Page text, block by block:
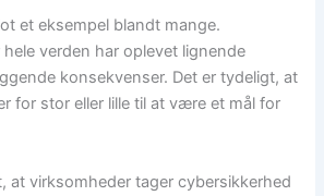
et eksempel blandt mange.
verden har oplevet lignende
konsekvenser. Det er tydeligt, at
for stor eller lille til at være et mål for
at virksomheder tager cybersikkerhed